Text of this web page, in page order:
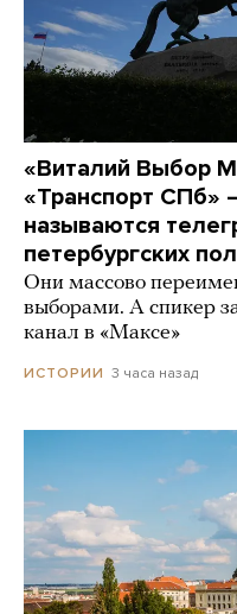
«Виталий Выбор
«Транспорт СПб»
называются
петербургских
Они массово
выборами. А спикер
канал в «Максе»
ИСТОРИИ 3 часа назад